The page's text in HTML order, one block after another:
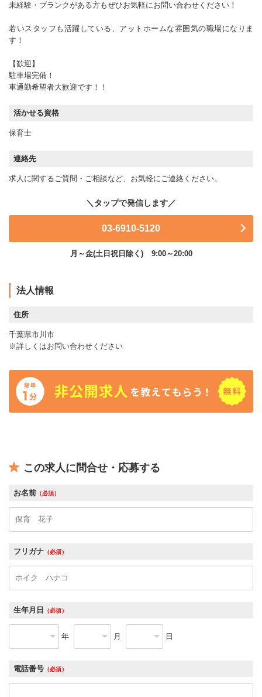
未経験・ブランクがある方もぜひお気軽にお問い合わせください！
若いスタッフも活躍している、アットホームな雰囲気の職場になりま
す！
【歓迎】
駐車場完備！
車通勤希望者大歓迎です！！
活かせる資格
保育士
連絡先
求人に関するご質問・ご相談など、お気軽にご連絡ください。
03-6910-5120
月～金(土日祝日除く) 9:00～20:00
法人情報
住所
千葉県市川市
※詳しくはお問い合わせください
この求人に問合せ・応募する
お名前 （必須）
フリガナ （必須）
生年月日 （必須）
年 月 日
電話番号 （必須）